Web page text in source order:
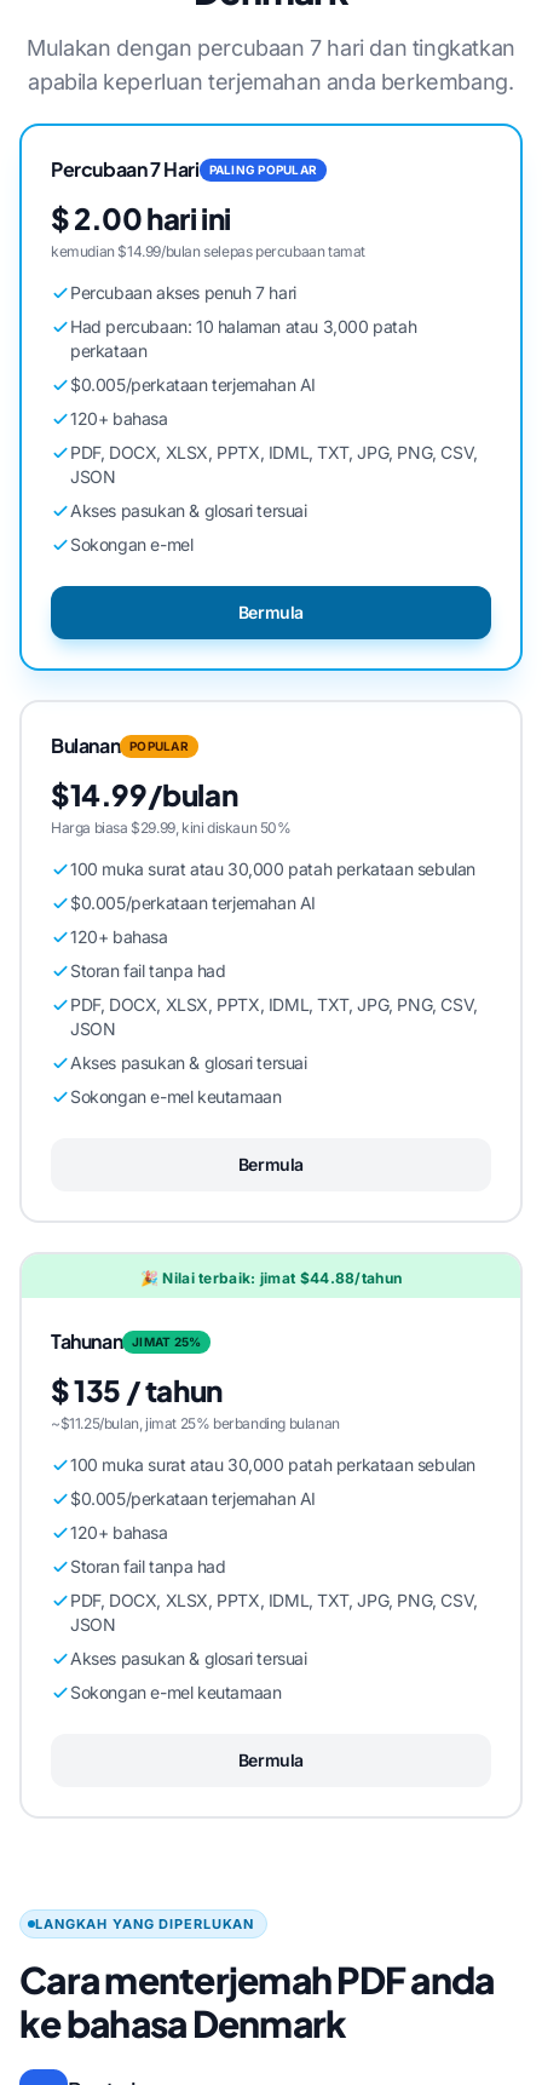
Mulakan dengan percubaan 7 hari dan tingkatkan
apabila keperluan terjemahan anda berkembang.
Percubaan 7 Hari PALING POPULAR
$ 2.00 hari ini
kemudian $14.99/bulan selepas percubaan tamat
Percubaan akses penuh 7 hari
Had percubaan: 10 halaman atau 3,000 patah
perkataan
$0.005/perkataan terjemahan AI
120+ bahasa
PDF, DOCX, XLSX, PPTX, IDML, TXT, JPG, PNG, CSV,
JSON
Akses pasukan & glosari tersuai
Sokongan e-mel
Bermula
Bulanan POPULAR
$14.99/bulan
Harga biasa $29.99, kini diskaun 50%
100 muka surat atau 30,000 patah perkataan sebulan
$0.005/perkataan terjemahan AI
120+ bahasa
Storan fail tanpa had
PDF, DOCX, XLSX, PPTX, IDML, TXT, JPG, PNG, CSV,
JSON
Akses pasukan & glosari tersuai
Sokongan e-mel keutamaan
Bermula
🎉 Nilai terbaik: jimat $44.88/tahun
Tahunan JIMAT 25%
$ 135 / tahun
~$11.25/bulan, jimat 25% berbanding bulanan
100 muka surat atau 30,000 patah perkataan sebulan
$0.005/perkataan terjemahan AI
120+ bahasa
Storan fail tanpa had
PDF, DOCX, XLSX, PPTX, IDML, TXT, JPG, PNG, CSV,
JSON
Akses pasukan & glosari tersuai
Sokongan e-mel keutamaan
Bermula
LANGKAH YANG DIPERLUKAN
Cara menterjemah PDF anda
ke bahasa Denmark